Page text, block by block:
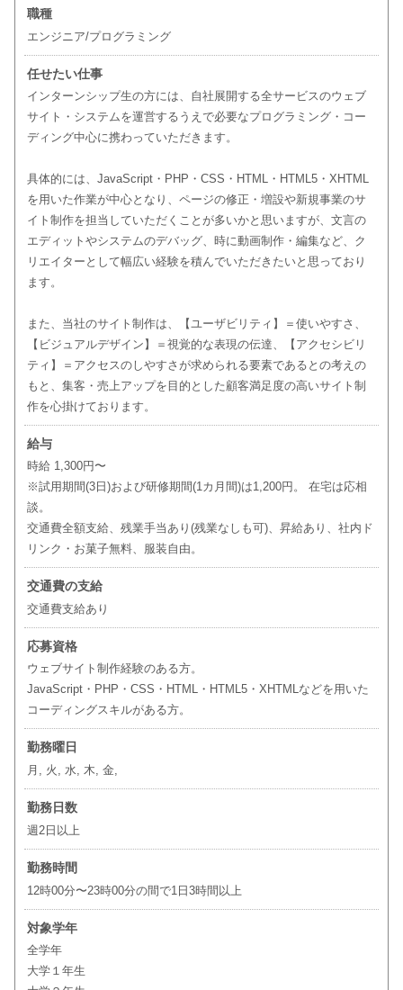
職種
エンジニア/プログラミング
任せたい仕事
インターンシップ生の方には、自社展開する全サービスのウェブ
サイト・システムを運営するうえで必要なプログラミング・コー
ディング中心に携わっていただきます。
具体的には、JavaScript・PHP・CSS・HTML・HTML5・XHTML
を用いた作業が中心となり、ページの修正・増設や新規事業のサ
イト制作を担当していただくことが多いかと思いますが、文言の
エディットやシステムのデバッグ、時に動画制作・編集など、ク
リエイターとして幅広い経験を積んでいただきたいと思っており
ます。
また、当社のサイト制作は、【ユーザビリティ】＝使いやすさ、
【ビジュアルデザイン】＝視覚的な表現の伝達、【アクセシビリ
ティ】＝アクセスのしやすさが求められる要素であるとの考えの
もと、集客・売上アップを目的とした顧客満足度の高いサイト制
作を心掛けております。
給与
時給 1,300円〜
※試用期間(3日)および研修期間(1カ月間)は1,200円。 在宅は応相
談。
交通費全額支給、残業手当あり(残業なしも可)、昇給あり、社内ド
リンク・お菓子無料、服装自由。
交通費の支給
交通費支給あり
応募資格
ウェブサイト制作経験のある方。
JavaScript・PHP・CSS・HTML・HTML5・XHTMLなどを用いた
コーディングスキルがある方。
勤務曜日
月, 火, 水, 木, 金,
勤務日数
週2日以上
勤務時間
12時00分〜23時00分の間で1日3時間以上
対象学年
全学年
大学１年生